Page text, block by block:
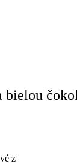
bielou
z